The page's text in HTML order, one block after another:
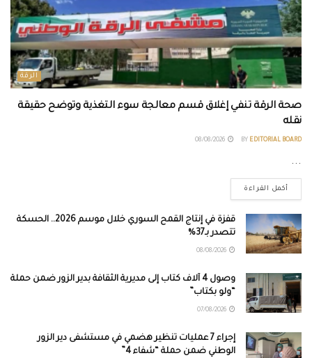
الرقة
صحة الرقة تنفي إغلاق قسم معالجة سوء التغذية وتوضح حقيقة
نقله
BY EDITORIAL BOARD
...
أكمل القراءة
قفزة في إنتاج القمح السوري خلال موسم 2026.. الحسكة
تتصدر بـ37%
وصول 4 آلاف كتاب إلى مديرية الثقافة بدير الزور ضمن حملة
“ولو بكتاب”
إجراء 7 عمليات تنظير هضمي في مستشفى دير الزور
الوطني ضمن حملة “شفاء 4”